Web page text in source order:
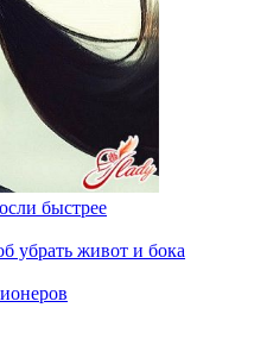
быстрее
убрать живот и бока